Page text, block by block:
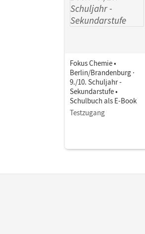
Fokus Chemie •
Berlin/Brandenburg ·
9./10. Schuljahr -
Sekundarstufe •
Schulbuch als E-Book
Testzugang